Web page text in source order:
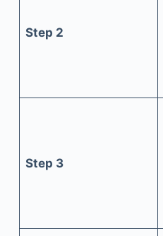
Step 2
Step 3